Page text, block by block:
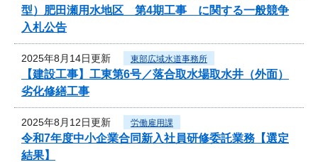
型）肥田瀬用水地区 第4期工事 に関する一般競争
入札公告
2025年8月14日更新 東部広域水道事務所
【建設工事】工東第6号／落合取水場取水井（外面）
劣化修繕工事
2025年8月12日更新 労働雇用課
令和7年度中小企業合同新入社員研修委託業務【選定
結果】